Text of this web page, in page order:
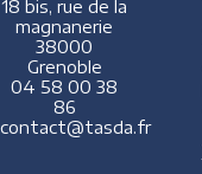
18 bis, rue de la
magnanerie
38000
Grenoble
04 58 00 38
86
contact@tasda.fr